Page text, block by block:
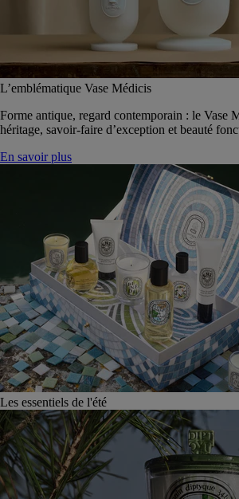
L’emblématique Vase Médicis
Forme antique, regard contemporain : le Vase
héritage, savoir-faire d’exception et beauté
En savoir plus
Les essentiels de l'été